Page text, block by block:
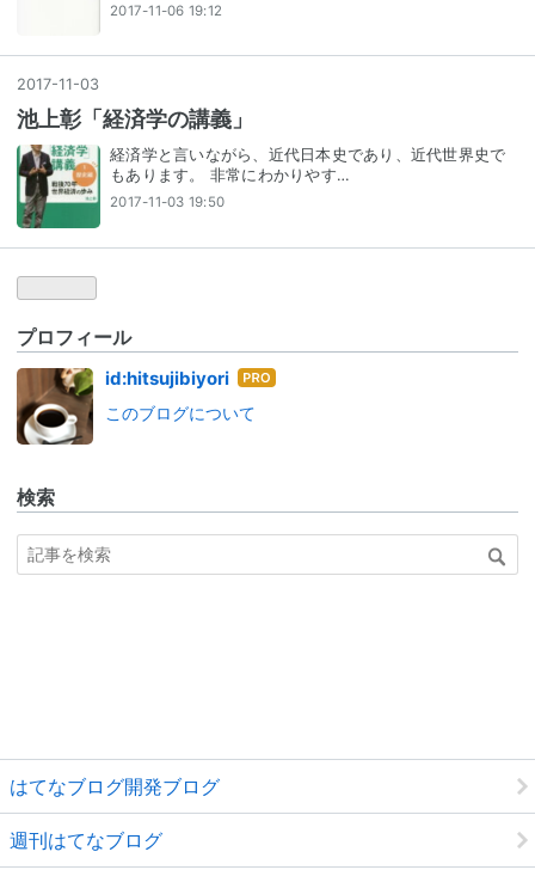
2017-11-06 19:12
2017-11 -03
池上彰「経済学の講義」
経済学と言いながら、近代日本史であり、近代世界史で
もあります。 非常にわかりやす…
2017-11-03 19:50
プロフィール
id:hitsujibiyori はて
ログ
このブログについて
検索
はてなブログ開発ブログ
週刊はてなブログ